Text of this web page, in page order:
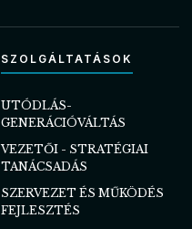
SZOLGÁLTATÁSOK
UTÓDLÁS-
GENERÁCIÓVÁLTÁS
VEZETŐI - STRATÉGIAI
TANÁCSADÁS
SZERVEZET ÉS MŰKÖDÉS
FEJLESZTÉS